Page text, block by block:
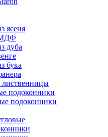
ясеня
дуба
бука
подоконники
подоконники